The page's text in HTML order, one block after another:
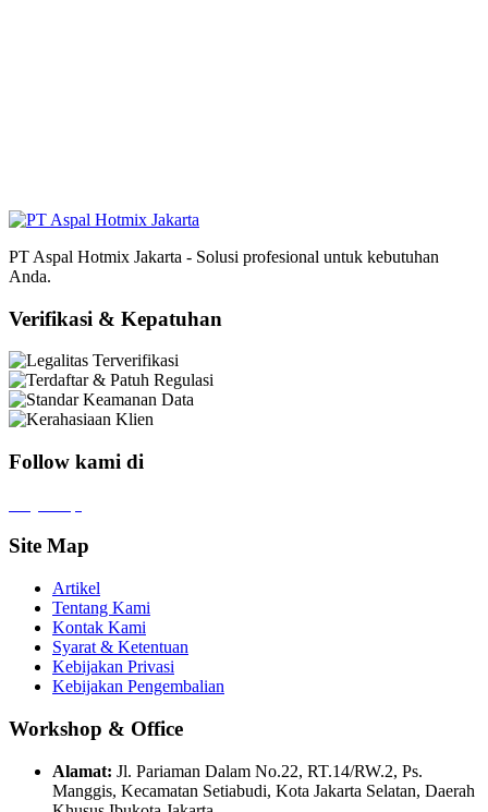
PT Aspal Hotmix Jakarta - Solusi profesional untuk kebutuhan
Anda.
Verifikasi & Kepatuhan
Follow kami di
Site Map
Artikel
Tentang Kami
Kontak Kami
Syarat & Ketentuan
Kebijakan Privasi
Kebijakan Pengembalian
Workshop & Office
Alamat: Jl. Pariaman Dalam No.22, RT.14/RW.2, Ps.
Manggis, Kecamatan Setiabudi, Kota Jakarta Selatan, Daerah